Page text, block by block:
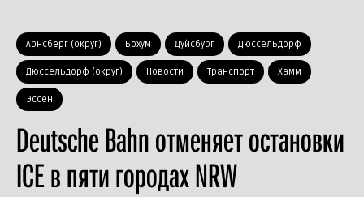
Арнсберг (округ) Бохум Дуйсбург Дюссельдорф
Дюссельдорф (округ) Новости Транспорт Хамм
Эссен
Deutsche Bahn отменяет остановки
ICE в пяти городах NRW